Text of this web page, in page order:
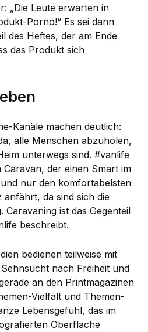
„Die Leute erwarten in
Porno!“ Es sei dann
des Heftes, der am Ende
das Produkt sich
Kanäle machen deutlich:
alle Menschen abzuholen,
unterwegs sind. #vanlife
der einen Smart im
nur den komfortabelsten
da sind sich die
Caravaning ist das Gegenteil
beschreibt.
bedienen teilweise mit
nach Freiheit und
an den Printmagazinen
Vielfalt und Themen-
Lebensgefühl, das im
Oberfläche